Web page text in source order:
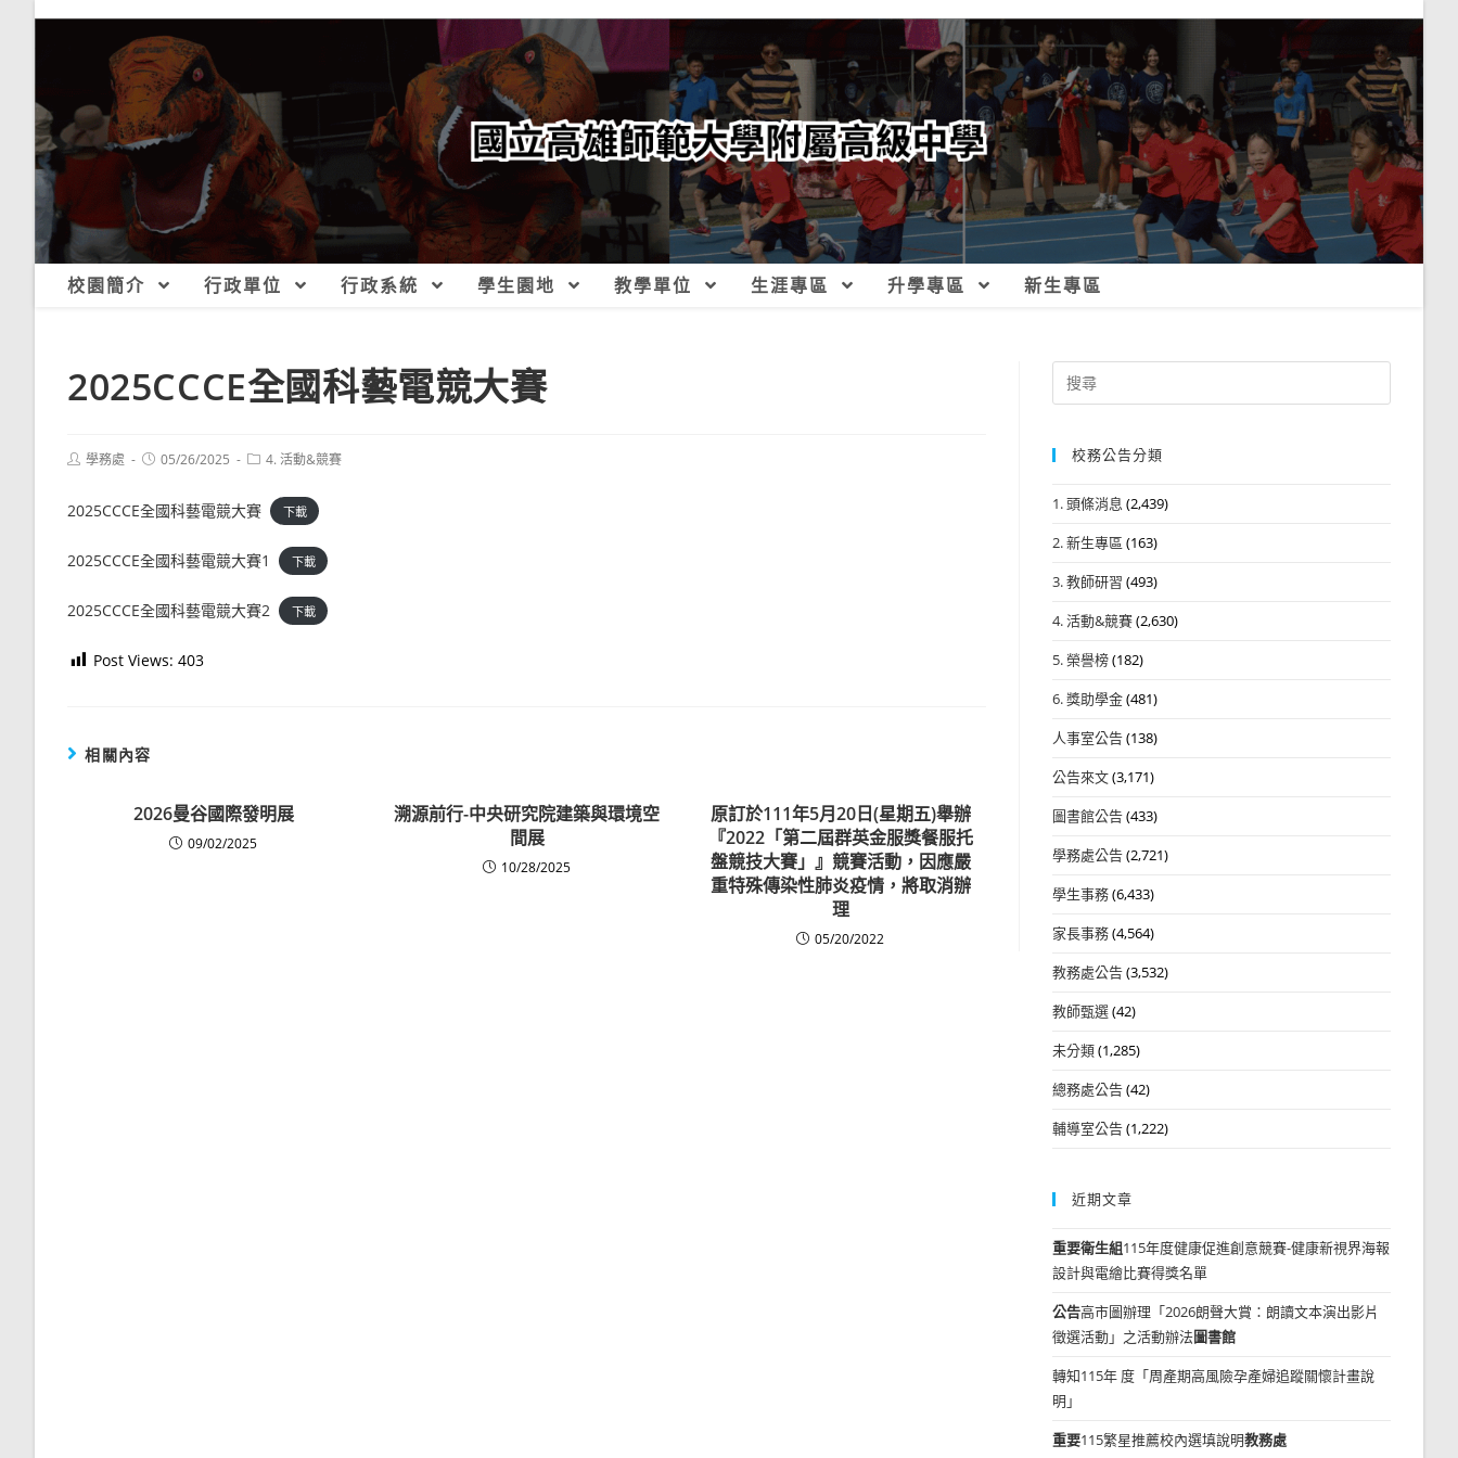
校園簡介 行政單位 行政系統 學生園地 教學單位 生涯專區 升學專區 新生專區
2025CCCE全國科藝電競大賽
Post學務處
Post05/26/2025
Post4. 活動&競賽
2025CCCE全國科藝電競大賽 下載
2025CCCE全國科藝電競大賽1 下載
2025CCCE全國科藝電競大賽2 下載
Post Views: 403
相關內容
2026曼谷國際發明展
09/02/2025
溯源前行-中央研究院建築與環境空
間展
10/28/2025
原訂於111年5月20日(星期五)舉辦
『2022「第二屆群英金服獎餐服托
盤競技大賽」』競賽活動，因應嚴
重特殊傳染性肺炎疫情，將取消辦
理
05/20/2022
Search
for:
校務公告分類
1. 頭條消息 (2,439)
2. 新生專區 (163)
3. 教師研習 (493)
4. 活動&競賽(2,630)
5. 榮譽榜(182)
6. 獎助學金(481)
人事室公告(138)
公告來文(3,171)
圖書館公告(433)
學務處公告(2,721)
學生事務(6,433)
家長事務(4,564)
教務處公告(3,532)
教師甄選(42)
未分類(1,285)
總務處公告(42)
輔導室公告(1,222)
近期文章
重要衛生組115年度健康促進創意競賽-健康新視界海報
設計與電繪比賽得獎名單
公告高市圖辦理「2026朗聲大賞：朗讀文本演出影片
徵選活動」之活動辦法圖書館
轉知115年 度「周產期高風險孕產婦追蹤關懷計畫說
明」
重要115繁星推薦校內選填說明教務處